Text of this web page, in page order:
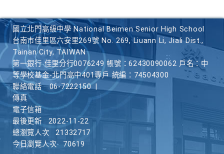
國立北門高級中學 National Beimen Senior High School
台南市佳里區六安里269號 No. 269, Liuann Li, Jiali Dist.,
Tainan City, TAIWAN
第一銀行 佳里分行0076249 帳號：62430090062 戶名：中
等學校基金-北門高中401專戶 統編：74504300
聯絡電話
06-7222150
傳真
電子信箱
最後更新
2022-11-22
總瀏覽人次
21332717
今日瀏覽人次
70619